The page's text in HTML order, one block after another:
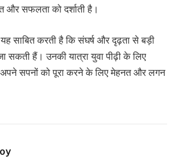
और सफलता को दर्शाती है।
साबित करती है कि संघर्ष और दृढ़ता से बड़ी
सकती हैं। उनकी यात्रा युवा पीढ़ी के लिए
अपने सपनों को पूरा करने के लिए मेहनत और लगन